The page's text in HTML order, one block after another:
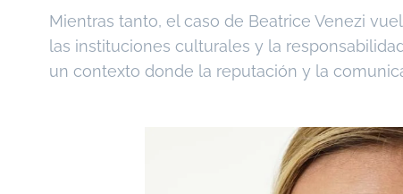
Mientras tanto, el caso de Beatrice Venezi
las instituciones culturales y la
un contexto donde la reputación y la